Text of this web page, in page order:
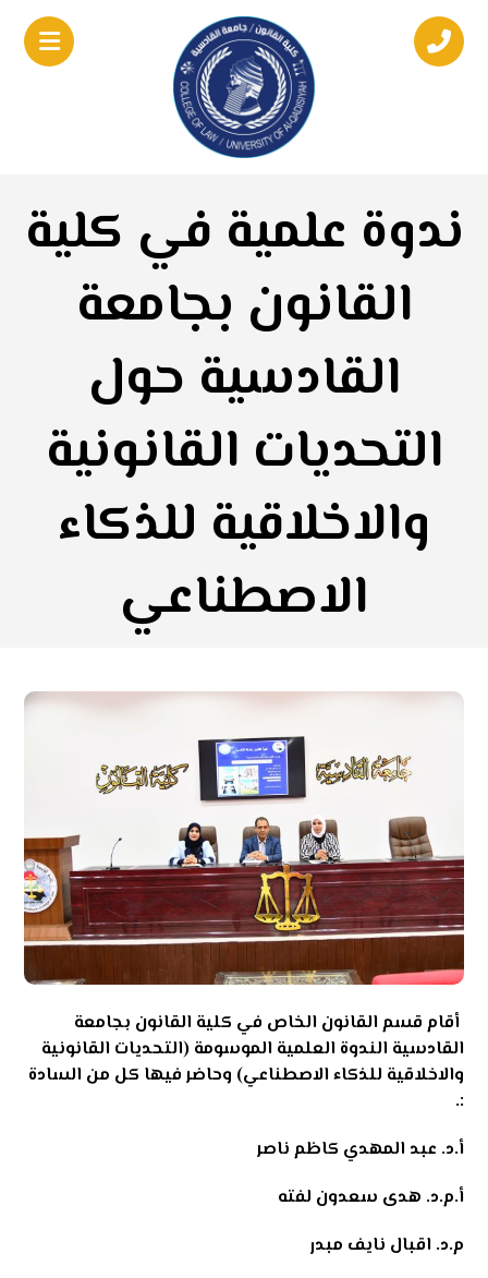
ندوة علمية في كلية
القانون بجامعة
القادسية حول
التحديات القانونية
والاخلاقية للذكاء
الاصطناعي
أقام قسم القانون الخاص في كلية القانون بجامعة
القادسية الندوة العلمية الموسومة (التحديات القانونية
والاخلاقية للذكاء الاصطناعي) وحاضر فيها كل من السادة
:.
أ.د. عبد المهدي كاظم ناصر
أ.م.د. هدى سعدون لفته
م.د. اقبال نايف مبدر